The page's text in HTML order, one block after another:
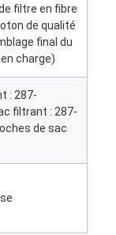
filtre en fibre
de qualité
final du
charge)
: 287-
filtrant : 287-
de sac